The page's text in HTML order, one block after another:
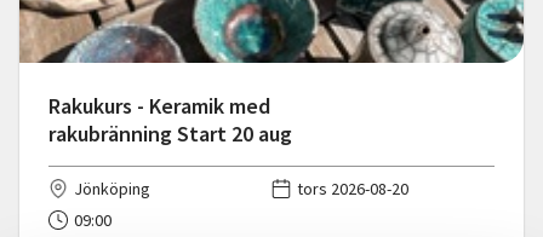
Rakukurs - Keramik med
rakubränning Start 20 aug
Jönköping
tors 2026-08-20
09:00